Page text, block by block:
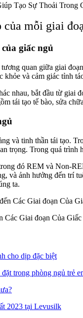
Tạo Sự Thoải Trong
của mỗi giai
giấc ngủ
quan giữa giai
và cảm giác tỉnh
nhau, bắt đầu từ
tái tạo tế bào, sửa
và tinh thần tái tạo.
trọng. Trong quá trình
đó REM và Non-
và ảnh hưởng đến trí
ta.
Các Giai đoạn Của
cho dịp đặc biệt
trong phòng ngủ trẻ
2023 tại Levusilk